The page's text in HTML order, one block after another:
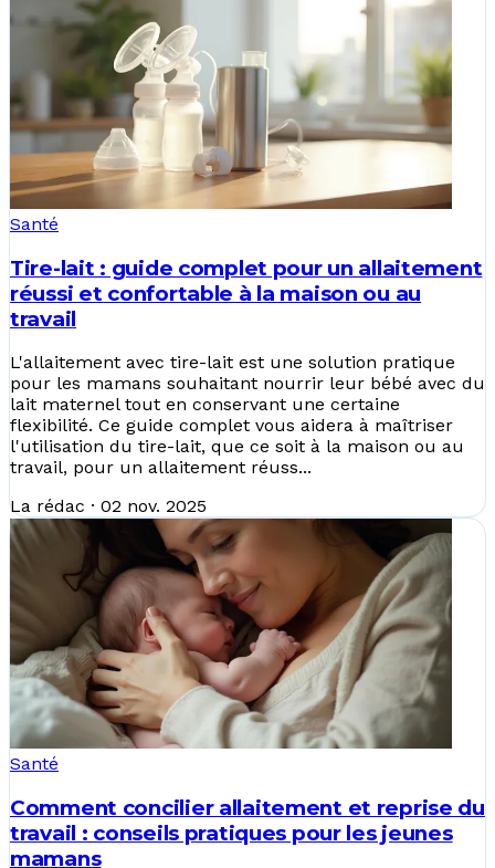
Santé
Tire-lait : guide complet pour un allaitement
réussi et confortable à la maison ou au
travail
L'allaitement avec tire-lait est une solution pratique
pour les mamans souhaitant nourrir leur bébé avec du
lait maternel tout en conservant une certaine
flexibilité. Ce guide complet vous aidera à maîtriser
l'utilisation du tire-lait, que ce soit à la maison ou au
travail, pour un allaitement réuss...
La rédac · 02 nov. 2025
Santé
Comment concilier allaitement et reprise du
travail : conseils pratiques pour les jeunes
mamans